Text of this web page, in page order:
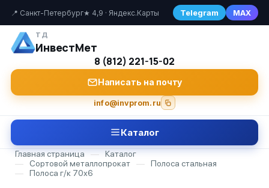
📍 Санкт-Петербург★ 4,9 · Яндекс.Карты Telegram MAX
ТД
ИнвестМет
8 (812) 221-15-02
Написать на почту
info@invprom.ru
Каталог
Главная страница —
Каталог
—
Сортовой металлопрокат —
Полоса стальная
—
Полоса г/к 70х6